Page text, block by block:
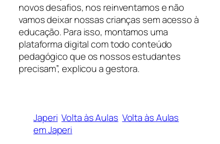
novos desafios, nos reinventamos e não
vamos deixar nossas crianças sem acesso à
educação. Para isso, montamos uma
plataforma digital com todo conteúdo
pedagógico que os nossos estudantes
precisam”, explicou a gestora.
Japeri Volta às Aulas Volta às Aulas
em Japeri